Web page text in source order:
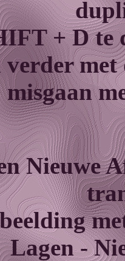
+ D te
verder
misgaan
Nieuwe
Lagen -